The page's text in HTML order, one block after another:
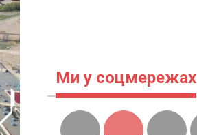
Ми у соцмережах